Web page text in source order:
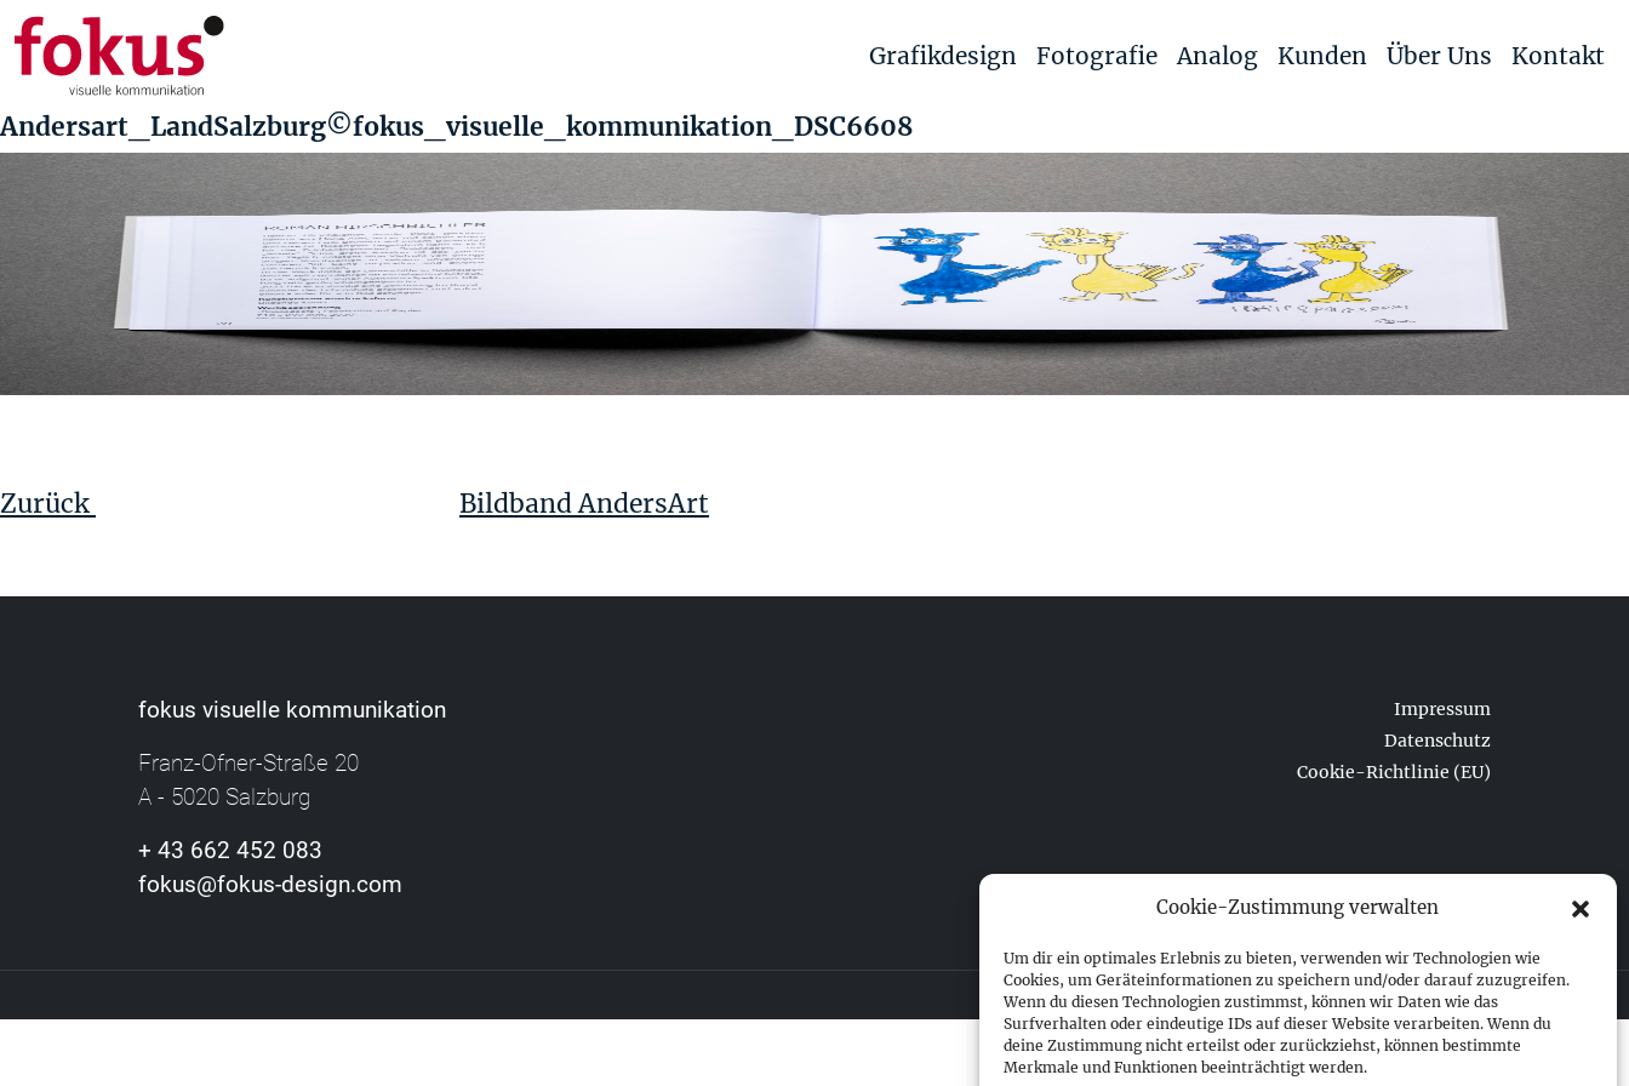
Cookie-Zustimmung verwalten
Um dir ein optimales Erlebnis zu bieten, verwenden wir Technologien wie
Cookies, um Geräteinformationen zu speichern und/oder darauf zuzugreifen.
Wenn du diesen Technologien zustimmst, können wir Daten wie das
Surfverhalten oder eindeutige IDs auf dieser Website verarbeiten. Wenn du
deine Zustimmung nicht erteilst oder zurückziehst, können bestimmte
Merkmale und Funktionen beeinträchtigt werden.
Grafikdesign Fotografie Analog Kunden Über Uns Kontakt
Andersart_LandSalzburg©fokus_visuelle_kommunikation_DSC6608
Zurück
Bildband AndersArt
fokus visuelle kommunikation
Franz-Ofner-Straße 20
A - 5020 Salzburg
+ 43 662 452 083
fokus@fokus-design.com
Impressum
Datenschutz
Cookie-Richtlinie (EU)